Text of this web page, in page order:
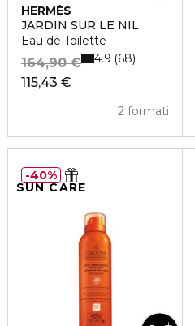
HERMÈS
JARDIN SUR LE NIL
Eau de Toilette
115,43 €
164,90 €
2 formati
4.9 68
SUN CARE
40%